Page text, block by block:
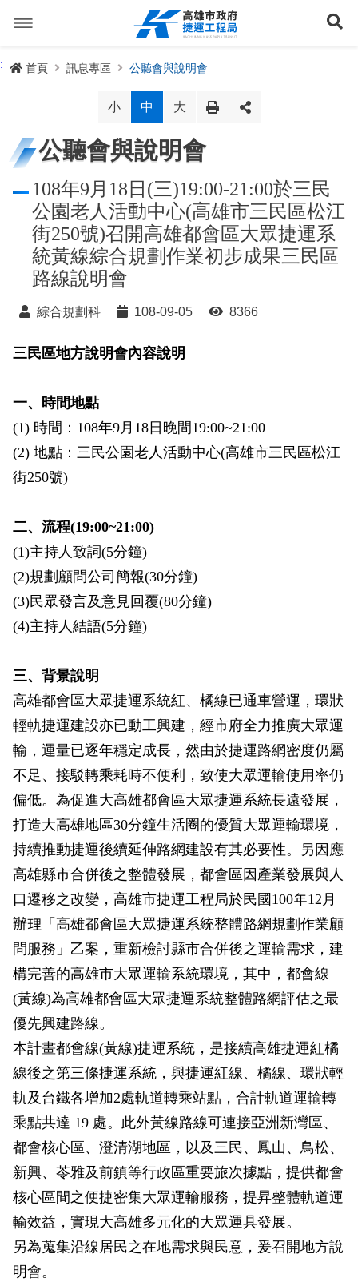
容
捷運路線進度圖
路網簡介
路網規劃
規劃中
捷運紫線
興建中
捷運黃線
小港林園線
環狀輕軌
訊息專區
公聽會與說明會
政府資訊公開
Open Data
打詐儀錶板
局長信箱
禁限建專區
相關連結
雙語詞彙
交流互動
照片集錦
輕軌簡介
輕軌與傳統火車
輕軌與公車捷運
無架空線
關於我們
組織職掌
服務電話
網站導覽
English
首頁 訊息專區 公聽會與說明會
小 中 大
公聽會與說明會
108年9月18日(三)19:00-21:00於三民
公園老人活動中心(高雄市三民區松江
街250號)召開高雄都會區大眾捷運系
統黃線綜合規劃作業初步成果三民區
路線說明會
綜合規劃科 108-09-05 8366
三民區地方說明會內容說明
一、時間地點
(1) 時間：108年9月18日晚間19:00~21:00
(2) 地點：三民公園老人活動中心(高雄市三民區松江
街250號)
二、流程(19:00~21:00)
(1)主持人致詞(5分鐘)
(2)規劃顧問公司簡報(30分鐘)
(3)民眾發言及意見回覆(80分鐘)
(4)主持人結語(5分鐘)
三、背景說明
高雄都會區大眾捷運系統紅、橘線已通車營運，環狀
輕軌捷運建設亦已動工興建，經市府全力推廣大眾運
輸，運量已逐年穩定成長，然由於捷運路網密度仍屬
不足、接駁轉乘耗時不便利，致使大眾運輸使用率仍
偏低。為促進大高雄都會區大眾捷運系統長遠發展，
打造大高雄地區30分鐘生活圈的優質大眾運輸環境，
持續推動捷運後續延伸路網建設有其必要性。另因應
高雄縣市合併後之整體發展，都會區因產業發展與人
口遷移之改變，高雄市捷運工程局於民國100年12月
辦理「高雄都會區大眾捷運系統整體路網規劃作業顧
問服務」乙案，重新檢討縣市合併後之運輸需求，建
構完善的高雄市大眾運輸系統環境，其中，都會線
(黃線)為高雄都會區大眾捷運系統整體路網評估之最
優先興建路線。
本計畫都會線(黃線)捷運系統，是接續高雄捷運紅橘
線後之第三條捷運系統，與捷運紅線、橘線、環狀輕
軌及台鐵各增加2處軌道轉乘站點，合計軌道運輸轉
乘點共達 19 處。此外黃線路線可連接亞洲新灣區、
都會核心區、澄清湖地區，以及三民、鳳山、鳥松、
新興、苓雅及前鎮等行政區重要旅次據點，提供都會
核心區間之便捷密集大眾運輸服務，提昇整體軌道運
輸效益，實現大高雄多元化的大眾運具發展。
另為蒐集沿線居民之在地需求與民意，爰召開地方說
明會。